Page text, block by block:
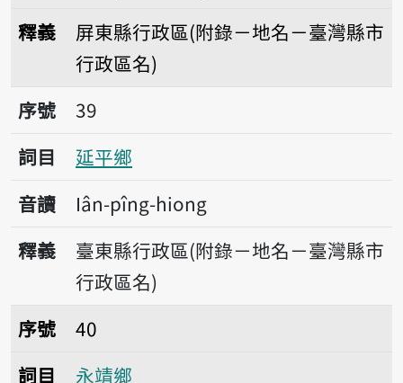
釋義
屏東縣行政區(附錄－地名－臺灣縣市
行政區名)
序號39延平鄉
序號
39
詞目
延平鄉
音讀
Iân-pîng-hiong
釋義
臺東縣行政區(附錄－地名－臺灣縣市
行政區名)
序號40永靖鄉
序號
40
詞目
永靖鄉